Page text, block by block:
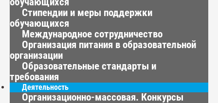
Стипендии и меры поддержки
обучающихся
Международное сотрудничество
Организация питания в образовательной
организации
Образовательные стандарты и
требования
Деятельность
Организационно-массовая. Конкурсы